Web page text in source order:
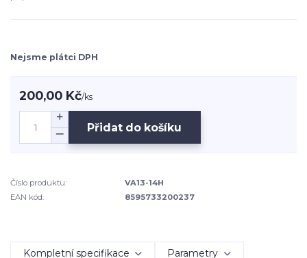
Nejsme plátci DPH
200,00 Kč/ks
Přidat do košíku
Číslo produktu:
VA13-14H
EAN kód:
8595733200237
Kompletní specifikace Parametry